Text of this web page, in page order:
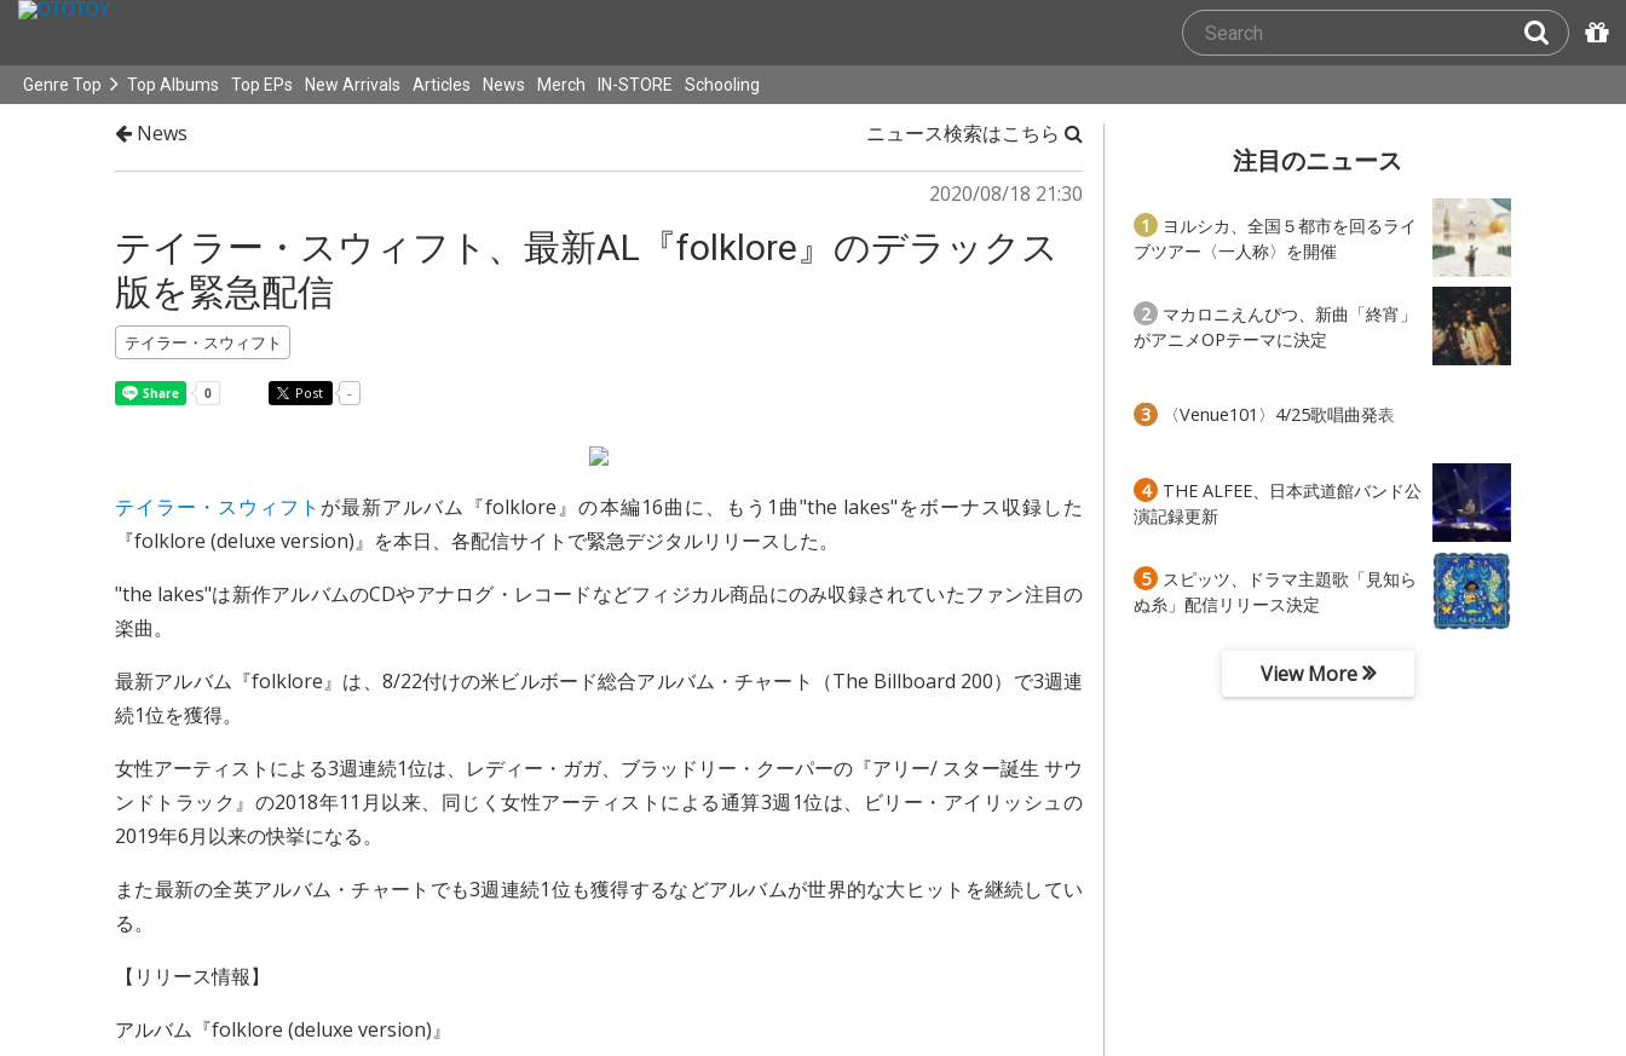
Genre Top Top Albums Top EPs New Arrivals Articles News Merch IN-STORE Schooling
News ニュース検索はこちら
2020/08/18 21:30
テイラー・スウィフト、最新AL『folklore』のデラックス
版を緊急配信
テイラー・スウィフト
Post -
テイラー・スウィフト が最新アルバム『folklore』の本編16曲に、もう1曲"the lakes"をボーナス収録した
『folklore (deluxe version)』を本日、各配信サイトで緊急デジタルリリースした。
"the lakes"は新作アルバムのCDやアナログ・レコードなどフィジカル商品にのみ収録されていたファン注目の
楽曲。
最新アルバム『folklore』は、8/22付けの米ビルボード総合アルバム・チャート（The Billboard 200）で3週連
続1位を獲得。
女性アーティストによる3週連続1位は、レディー・ガガ、ブラッドリー・クーパーの『アリー/ スター誕生 サウ
ンドトラック』の2018年11月以来、同じく女性アーティストによる通算3週1位は、ビリー・アイリッシュの
2019年6月以来の快挙になる。
また最新の全英アルバム・チャートでも3週連続1位も獲得するなどアルバムが世界的な大ヒットを継続してい
る。
【リリース情報】
アルバム『folklore (deluxe version)』
注目のニュース
1
ブツアー〈一人称〉を開催
2
がアニメOPテーマに決定
3 〈Venue101〉4/25歌唱曲発表
4
演記録更新
5
ぬ糸」配信リリース決定
View More